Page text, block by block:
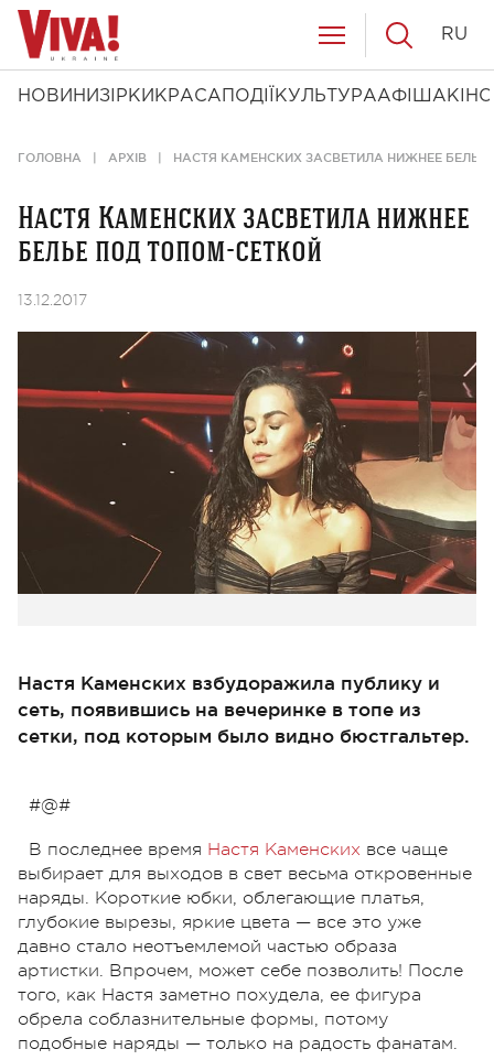
НОВИНИ ЗІРКИ КРАСА ПОДІЇ КУЛЬТУРААФІША КІНО
RU
ГОЛОВНА АРХІВ НАСТЯ КАМЕНСКИХ ЗАСВЕТИЛА НИЖНЕЕ БЕЛЬЕ
Настя Каменских засветила нижнее
белье под топом-сеткой
13.12.2017
Настя Каменских взбудоражила публику и
сеть, появившись на вечеринке в топе из
сетки, под которым было видно бюстгальтер.
#@#
В последнее время Настя Каменских все чаще
выбирает для выходов в свет весьма откровенные
наряды. Короткие юбки, облегающие платья,
глубокие вырезы, яркие цвета — все это уже
давно стало неотъемлемой частью образа
артистки. Впрочем, может себе позволить! После
того, как Настя заметно похудела, ее фигура
обрела соблазнительные формы, потому
подобные наряды — только на радость фанатам.